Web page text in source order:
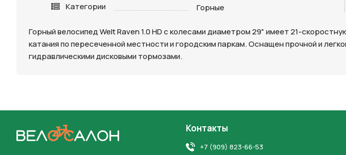
Категории
Горные
Горный велосипед Welt Raven 1.0 HD с колесами диаметром 29" имеет 21-
катания по пересеченной местности и городским паркам. Оснащен прочной и
гидравлическими дисковыми тормозами.
Контакты
+7 (909) 823-66-53